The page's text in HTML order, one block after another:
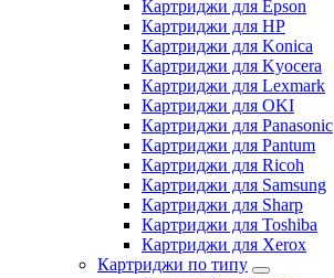
Картриджи для Epson
Картриджи для HP
Картриджи для Konica
Картриджи для Kyocera
Картриджи для Lexmark
Картриджи для OKI
Картриджи для Panasonic
Картриджи для Pantum
Картриджи для Ricoh
Картриджи для Samsung
Картриджи для Sharp
Картриджи для Toshiba
Картриджи для Xerox
Картриджи по типу